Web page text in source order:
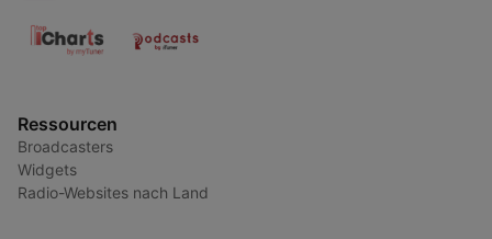
Ressourcen
Broadcasters
Widgets
Radio-Websites nach Land